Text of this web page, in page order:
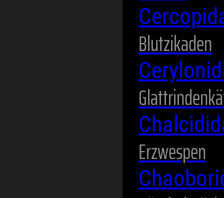
Blutzikaden
Erzwespen